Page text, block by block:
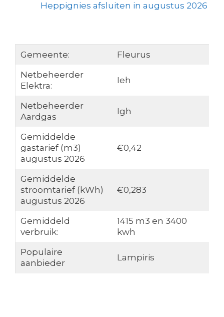
Heppignies afsluiten in augustus 2026
Gemeente:
Fleurus
Netbeheerder
Elektra:
Ieh
Netbeheerder
Aardgas
Igh
Gemiddelde
gastarief (m3)
augustus 2026
€0,42
Gemiddelde
stroomtarief (kWh)
augustus 2026
€0,283
Gemiddeld
verbruik:
1415 m3 en 3400
kwh
Populaire
aanbieder
Lampiris